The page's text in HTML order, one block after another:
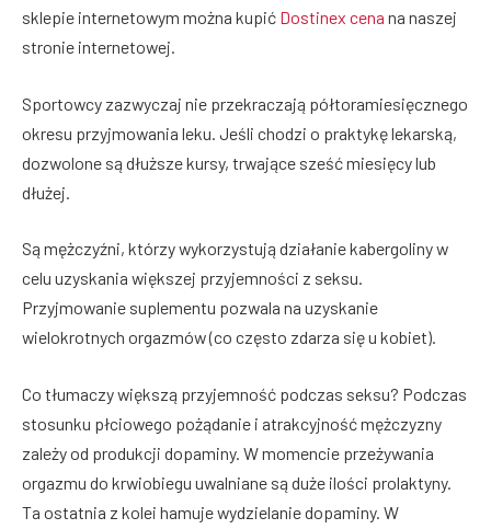
sklepie internetowym można kupić Dostinex cena na naszej
stronie internetowej.
Sportowcy zazwyczaj nie przekraczają półtoramiesięcznego
okresu przyjmowania leku. Jeśli chodzi o praktykę lekarską,
dozwolone są dłuższe kursy, trwające sześć miesięcy lub
dłużej.
Są mężczyźni, którzy wykorzystują działanie kabergoliny w
celu uzyskania większej przyjemności z seksu.
Przyjmowanie suplementu pozwala na uzyskanie
wielokrotnych orgazmów (co często zdarza się u kobiet).
Co tłumaczy większą przyjemność podczas seksu? Podczas
stosunku płciowego pożądanie i atrakcyjność mężczyzny
zależy od produkcji dopaminy. W momencie przeżywania
orgazmu do krwiobiegu uwalniane są duże ilości prolaktyny.
Ta ostatnia z kolei hamuje wydzielanie dopaminy. W